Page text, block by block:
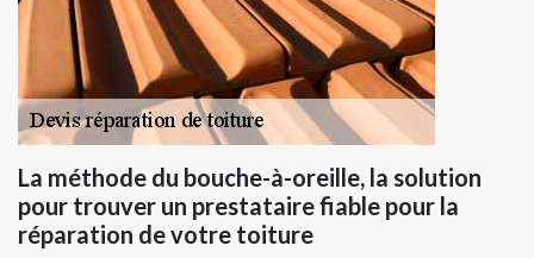
La méthode du bouche-à-oreille, la solution
pour trouver un prestataire fiable pour la
réparation de votre toiture